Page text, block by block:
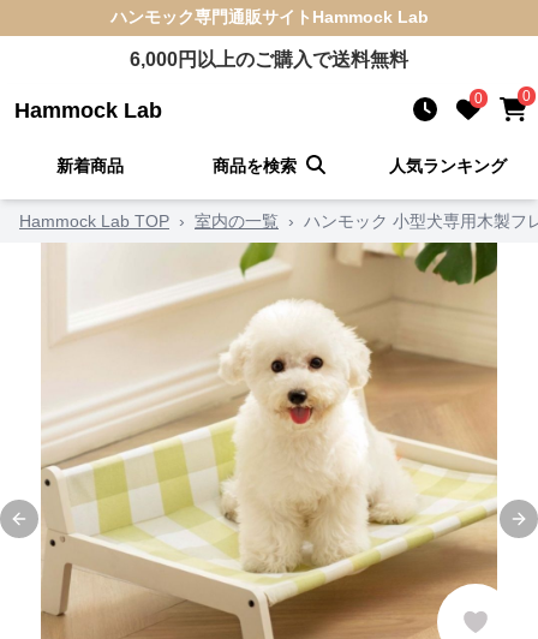
ハンモック専門通販サイト Hammock Lab
6,000円以上のご購入で送料無料
Hammock Lab 0 0
新着商品 商品を検索 人気ランキング
Hammock Lab TOP › 室内の一覧 › ハンモック 小型犬専用木製フ
Previous slide